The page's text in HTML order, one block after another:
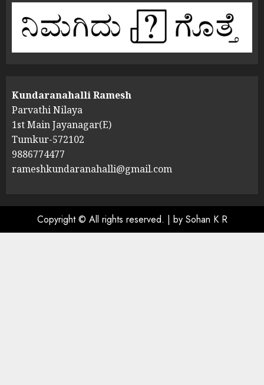
Kundaranahalli Ramesh
Parvathi Nilaya
1st Main Jayanagar(E)
Tumkur-572102
9886774477
rameshkundaranahalli@gmail.com
Copyright © All rights reserved. | by Sohan K R